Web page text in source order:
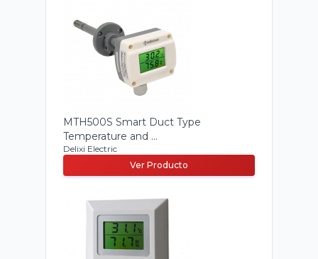
MTH500S Smart Duct Type
Temperature and ...
Delixi Electric
Ver Producto